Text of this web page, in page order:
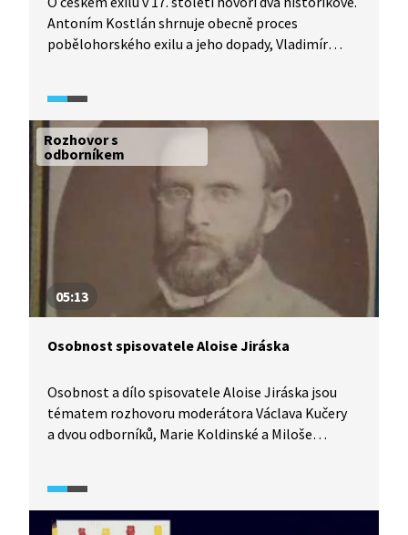
Antoním Kostlán shrnuje obecně proces
pobělohorského exilu a jeho dopady, Vladimír
Historického magazínu zaměřeného na osobnost
našeho nejznámějšího exulanta, který většinu
svých významných prací sepsal v cizině.
Rozhovor s
odborníkem
05:13
Osobnost spisovatele Aloise Jiráska
Osobnost a dílo spisovatele Aloise Jiráska jsou
tématem rozhovoru moderátora Václava Kučery
a dvou odborníků, Marie Koldinské a Miloše
interpretaci prózy Temno.